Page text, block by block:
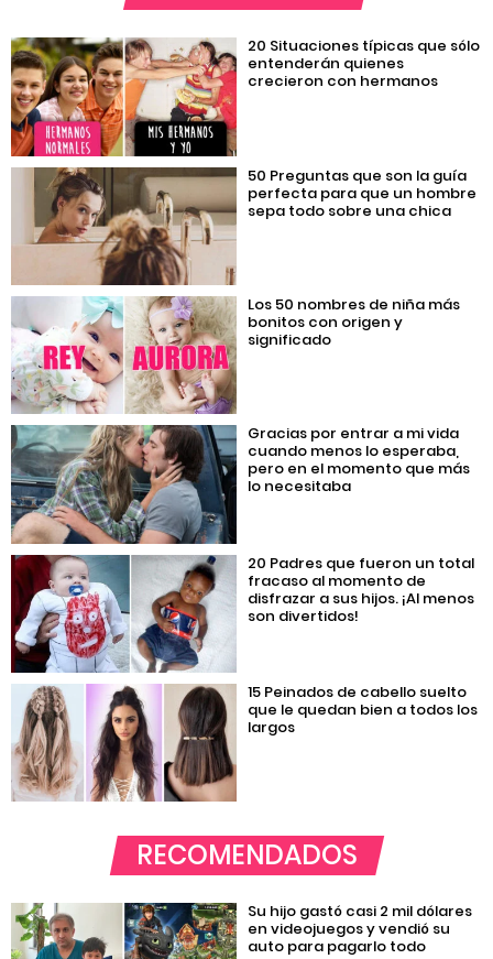
20 Situaciones típicas que sólo
entenderán quienes
crecieron con hermanos
50 Preguntas que son la guía
perfecta para que un hombre
sepa todo sobre una chica
Los 50 nombres de niña más
bonitos con origen y
significado
Gracias por entrar a mi vida
cuando menos lo esperaba,
pero en el momento que más
lo necesitaba
20 Padres que fueron un total
fracaso al momento de
disfrazar a sus hijos. ¡Al menos
son divertidos!
15 Peinados de cabello suelto
que le quedan bien a todos los
largos
RECOMENDADOS
Su hijo gastó casi 2 mil dólares
en videojuegos y vendió su
auto para pagarlo todo